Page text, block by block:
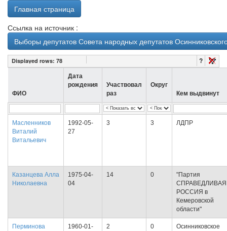
Главная страница
Ссылка на источник :
Выборы депутатов Совета народных депутатов
Displayed rows: 78 ?
ФИО
Дата
рождения
Участвовал
раз
Округ
Кем выдвинут
Масленников
Виталий
Витальевич
1992-05-
27
3 3 ЛДПР
Казанцева Алла
Николаевна
1975-04-
04
14 0
"Партия
СПРАВЕДЛИВАЯ
РОССИЯ в
Кемеровской
области"
Перминова
1960-01-
2 0
Осинниковское